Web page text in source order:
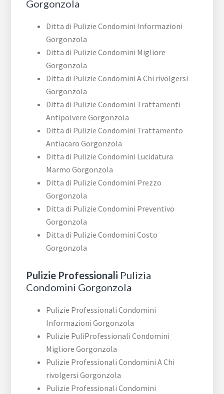
Gorgonzola
Ditta di Pulizie Condomini Informazioni
Gorgonzola
Ditta di Pulizie Condomini Migliore
Gorgonzola
Ditta di Pulizie Condomini A Chi rivolgersi
Gorgonzola
Ditta di Pulizie Condomini Trattamenti
Antipolvere Gorgonzola
Ditta di Pulizie Condomini Trattamento
Antiacaro Gorgonzola
Ditta di Pulizie Condomini Lucidatura
Marmo Gorgonzola
Ditta di Pulizie Condomini Prezzo
Gorgonzola
Ditta di Pulizie Condomini Preventivo
Gorgonzola
Ditta di Pulizie Condomini Costo
Gorgonzola
Pulizie Professionali Pulizia
Condomini Gorgonzola
Pulizie Professionali Condomini
Informazioni Gorgonzola
Pulizie PuliProfessionali Condomini
Migliore Gorgonzola
Pulizie Professionali Condomini A Chi
rivolgersi Gorgonzola
Pulizie Professionali Condomini